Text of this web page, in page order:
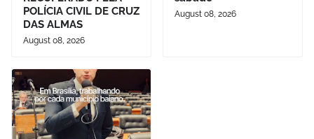
POLÍCIA CIVIL DE CRUZ
DAS ALMAS
August 08, 2026
August 08, 2026